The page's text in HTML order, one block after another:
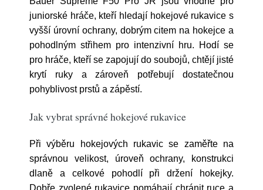
juniorské hráče, kteří hledají hokejové rukavice s
vyšší úrovní ochrany, dobrým citem na hokejce a
pohodlným střihem pro intenzivní hru. Hodí se
pro hráče, kteří se zapojují do soubojů, chtějí jisté
krytí ruky a zároveň potřebují dostatečnou
pohyblivost prstů a zápěstí.
Jak vybrat správné hokejové rukavice
Při výběru hokejových rukavic se zaměřte na
správnou velikost, úroveň ochrany, konstrukci
dlaně a celkové pohodlí při držení hokejky.
Dobře zvolené rukavice pomáhají chránit ruce a